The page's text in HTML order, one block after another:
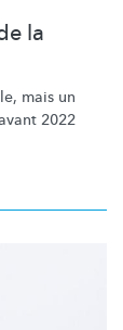
la
mais un
2022